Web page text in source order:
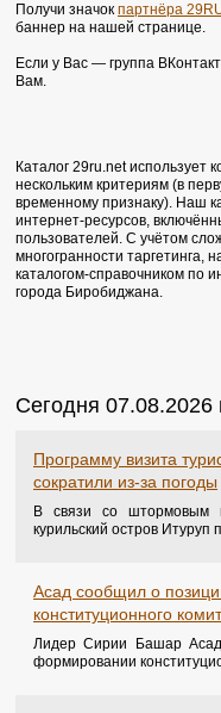
Получи значок партнёра
баннер на нашей странице.
Если у Вас — группа
Вам.
Каталог 29ru.net использует
нескольким критериям (в
временному признаку). Наш
интернет-ресурсов,
пользователей. С учётом
многогранности
каталогом-справочником по
города Биробиджана.
Сегодня 07.08.2026
Программу визита
сократили из-за погоды
В связи со штормовым
курильский остров Итуруп
Асад сообщил о
конституционного
Лидер Сирии Башар Асад
формировании